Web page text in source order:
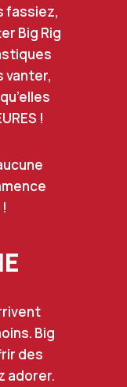
fassiez,
Big Rig
vanter,
!
Big
des
adorer.